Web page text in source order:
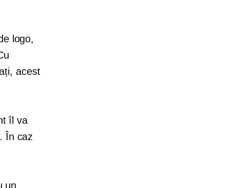
logo,
acest
îl va
În caz
un